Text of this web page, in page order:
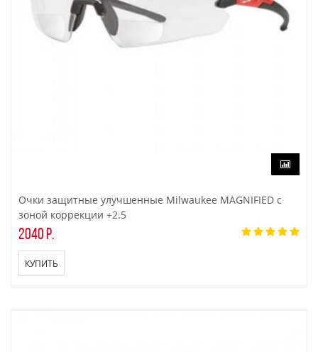
Очки защитные улучшенные Milwaukee MAGNIFIED с
зоной коррекции +2.5
2040 р.
КУПИТЬ